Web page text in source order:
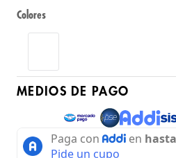
Colores
MEDIOS DE PAGO